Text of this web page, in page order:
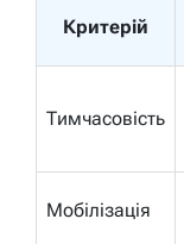
Критерій
Тимчасовість
Мобілізація